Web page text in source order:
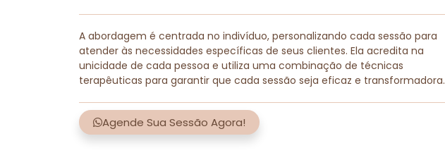
A abordagem é centrada no indivíduo, personalizando cada sessão para
atender às necessidades específicas de seus clientes. Ela acredita na
unicidade de cada pessoa e utiliza uma combinação de técnicas
terapêuticas para garantir que cada sessão seja eficaz e transformadora.
Agende Sua Sessão Agora!